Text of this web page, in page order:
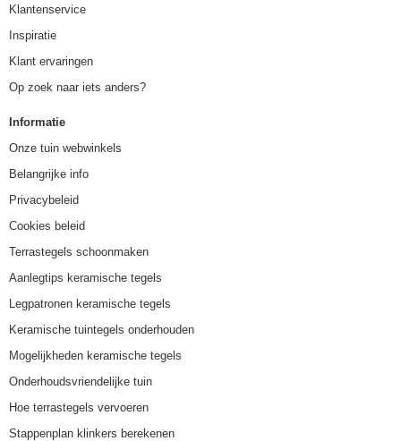
Klantenservice
Inspiratie
Klant ervaringen
Op zoek naar iets anders?
Informatie
Onze tuin webwinkels
Belangrijke info
Privacybeleid
Cookies beleid
Terrastegels schoonmaken
Aanlegtips keramische tegels
Legpatronen keramische tegels
Keramische tuintegels onderhouden
Mogelijkheden keramische tegels
Onderhoudsvriendelijke tuin
Hoe terrastegels vervoeren
Stappenplan klinkers berekenen